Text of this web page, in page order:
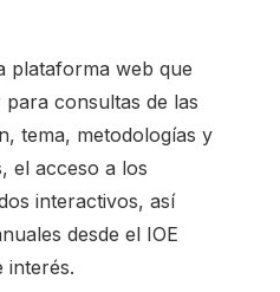
plataforma web que
consultas de las
tema, metodologías y
el acceso a los
interactivos, así
desde el IOE
interés.